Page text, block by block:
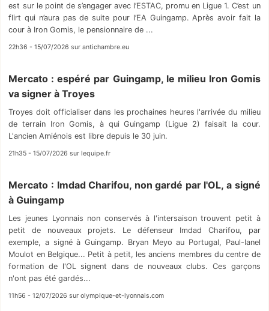
est sur le point de s’engager avec l’ESTAC, promu en Ligue 1. C’est un
flirt qui n’aura pas de suite pour l’EA Guingamp. Après avoir fait la
cour à Iron Gomis, le pensionnaire de ...
22h36 - 15/07/2026 sur antichambre.eu
Mercato : espéré par Guingamp, le milieu Iron Gomis
va signer à Troyes
Troyes doit officialiser dans les prochaines heures l'arrivée du milieu
de terrain Iron Gomis, à qui Guingamp (Ligue 2) faisait la cour.
L'ancien Amiénois est libre depuis le 30 juin.
21h35 - 15/07/2026 sur lequipe.fr
Mercato : Imdad Charifou, non gardé par l'OL, a signé
à Guingamp
Les jeunes Lyonnais non conservés à l'intersaison trouvent petit à
petit de nouveaux projets. Le défenseur Imdad Charifou, par
exemple, a signé à Guingamp. Bryan Meyo au Portugal, Paul-Ianel
Moulot en Belgique... Petit à petit, les anciens membres du centre de
formation de l'OL signent dans de nouveaux clubs. Ces garçons
n'ont pas été gardés...
11h56 - 12/07/2026 sur olympique-et-lyonnais.com